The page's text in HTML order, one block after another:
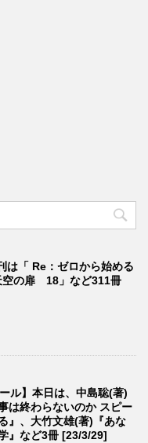
「 Re：ゼロから始める
空の扉 18」など311冊
ル】本日は、中島聡(著)
は終わらないのか スピー
』、大竹文雄(著)『あな
』など3冊 [23/3/29]